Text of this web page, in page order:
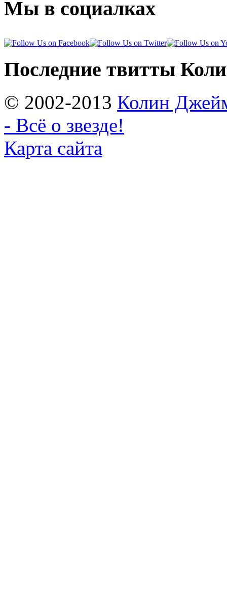
Мы в социалках
Последние твитты
© 2002-2013 Колин
- Всё о звезде!
Карта сайта